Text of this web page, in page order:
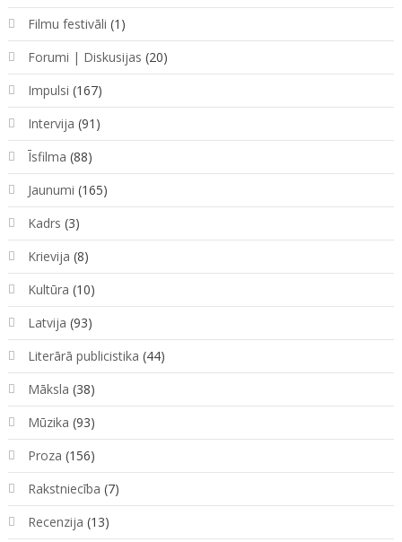
Filmu festivāli (1)
Forumi | Diskusijas (20)
Impulsi (167)
Intervija (91)
Īsfilma (88)
Jaunumi (165)
Kadrs (3)
Krievija (8)
Kultūra (10)
Latvija (93)
Literārā publicistika (44)
Māksla (38)
Mūzika (93)
Proza (156)
Rakstniecība (7)
Recenzija (13)